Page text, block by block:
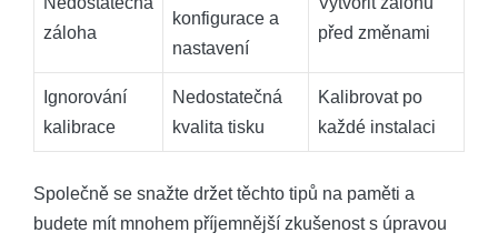
záloha
konfigurace a
nastavení
před změnami
Ignorování
kalibrace
Nedostatečná
kvalita tisku
Kalibrovat po
každé instalaci
Společně se snažte držet těchto tipů na paměti a
budete mít mnohem příjemnější zkušenost s úpravou